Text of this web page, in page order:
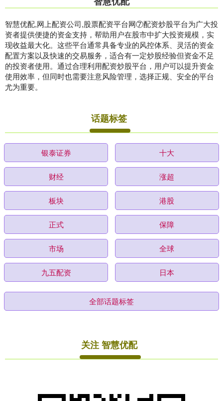
智慧优配,网上配资公司,股票配资平台网⑦配资炒股平台为广大投
资者提供便捷的资金支持，帮助用户在股市中扩大投资规模，实
现收益最大化。这些平台通常具备专业的风控体系、灵活的资金
配置方案以及快速的交易服务，适合有一定炒股经验但资金不足
的投资者使用。通过合理利用配资炒股平台，用户可以提升资金
使用效率，但同时也需要注意风险管理，选择正规、安全的平台
尤为重要。
话题标签
银泰证券 十大
财经 涨超
板块 港股
正式 保障
市场 全球
九五配资 日本
全部话题标签
关注 智慧优配